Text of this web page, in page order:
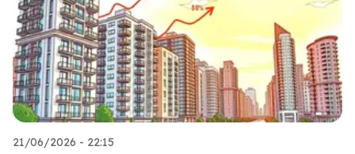
21/06/2026 - 22:15